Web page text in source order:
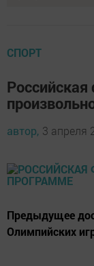
СПОРТ
автор, 3 апреля
Предыдущее
Олимпийских